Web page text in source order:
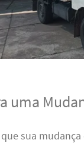
uma
sua